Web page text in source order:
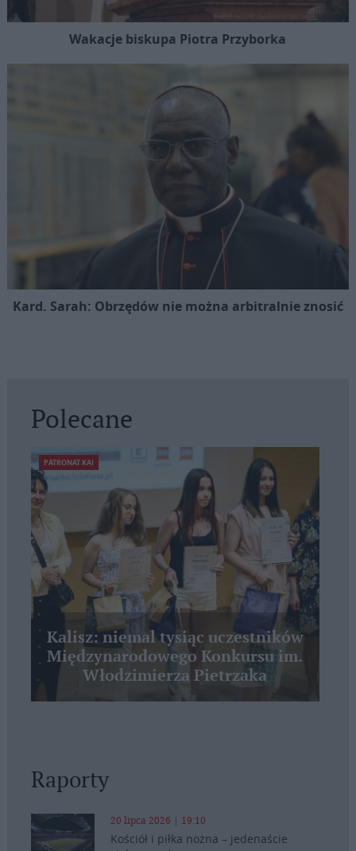
Wakacje biskupa Piotra Przyborka
Kard. Sarah: Obrzędów nie można arbitralnie znosić
Polecane
PATRONAT KAI
Kalisz: niemal tysiąc uczestników
Międzynarodowego Konkursu im.
Włodzimierza Pietrzaka
Raporty
20 lipca 2026 | 19:10
Kościół i piłka nożna – jedenaście